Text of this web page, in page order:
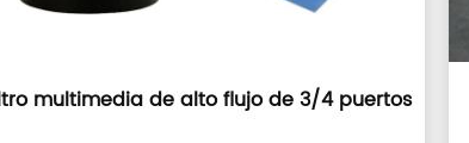
multimedia de alto flujo de 3/4 puertos